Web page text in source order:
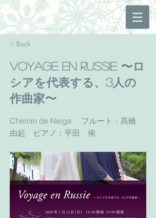
< Back
Voyage en Russie 〜ロ
シアを代表する、3人の
作曲家〜
Chemin de Neige フルート：髙橋
由起 ピアノ：平田 侑